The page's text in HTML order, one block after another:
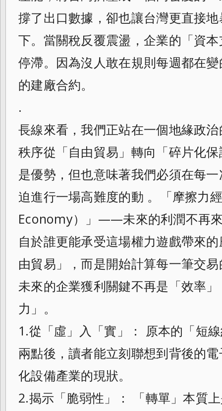
撐了出口數據，卻也讓台灣更直接
下。當關稅反覆震盪，企業的「資
停滯。因為沒人敢在規則每週都在
的建廠合約。
.
長線來看，我們正站在一個地緣政
秩序從「自由貿易」轉向「碎片化
是優勢，但也意味著我們必須在每
迫進行一場高難度的動 。「摩擦力
Economy）」——未來的利潤不再
自於誰更能承受這場權力遊戲帶來
由貿易」，而是開始計算每一筆交
未來的企業獲利關鍵不再是「效率
力」。
1.從「虛」入「實」： 原本的「短
兩點後，讀者能立刻聯想到背後的
化設備產業的現狀。
2.揭示「脆弱性」： 「轉單」本質